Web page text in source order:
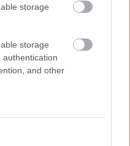
storage
storage
authentication
and other